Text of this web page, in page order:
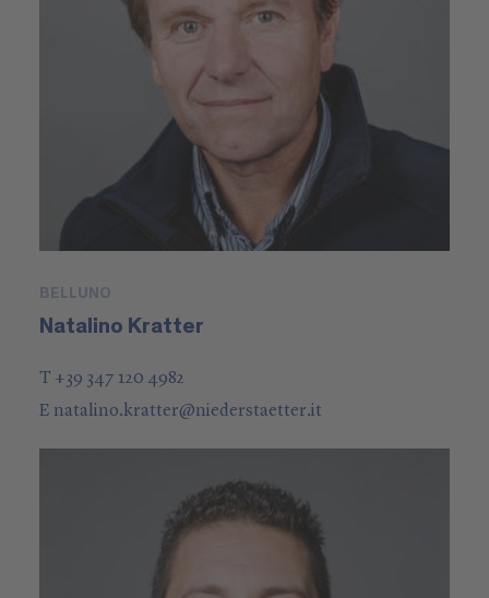
BELLUNO
Natalino Kratter
T +39 347 120 4982
E natalino.kratter@niederstaetter.it